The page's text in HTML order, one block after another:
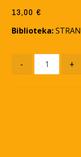
13,00€
Biblioteka:
- +